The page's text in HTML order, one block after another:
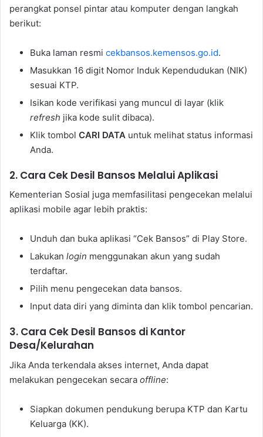
perangkat ponsel pintar atau komputer dengan langkah
berikut:
Buka laman resmi cekbansos.kemensos.go.id.
Masukkan 16 digit Nomor Induk Kependudukan (NIK)
sesuai KTP.
Isikan kode verifikasi yang muncul di layar (klik
refresh jika kode sulit dibaca).
Klik tombol CARI DATA untuk melihat status informasi
Anda.
2. Cara Cek Desil Bansos Melalui Aplikasi
Kementerian Sosial juga memfasilitasi pengecekan melalui
aplikasi mobile agar lebih praktis:
Unduh dan buka aplikasi “Cek Bansos” di Play Store.
Lakukan login menggunakan akun yang sudah
terdaftar.
Pilih menu pengecekan data bansos.
Input data diri yang diminta dan klik tombol pencarian.
3. Cara Cek Desil Bansos di Kantor
Desa/Kelurahan
Jika Anda terkendala akses internet, Anda dapat
melakukan pengecekan secara offline:
Siapkan dokumen pendukung berupa KTP dan Kartu
Keluarga (KK).